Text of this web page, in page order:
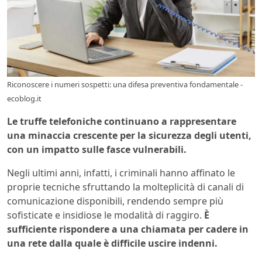
Riconoscere i numeri sospetti: una difesa preventiva fondamentale -
ecoblog.it
Le truffe telefoniche continuano a rappresentare
una minaccia crescente per la sicurezza degli utenti,
con un impatto sulle fasce vulnerabili.
Negli ultimi anni, infatti, i criminali hanno affinato le
proprie tecniche sfruttando la molteplicità di canali di
comunicazione disponibili, rendendo sempre più
sofisticate e insidiose le modalità di raggiro. È
sufficiente rispondere a una chiamata per cadere in
una rete dalla quale è difficile uscire indenni.